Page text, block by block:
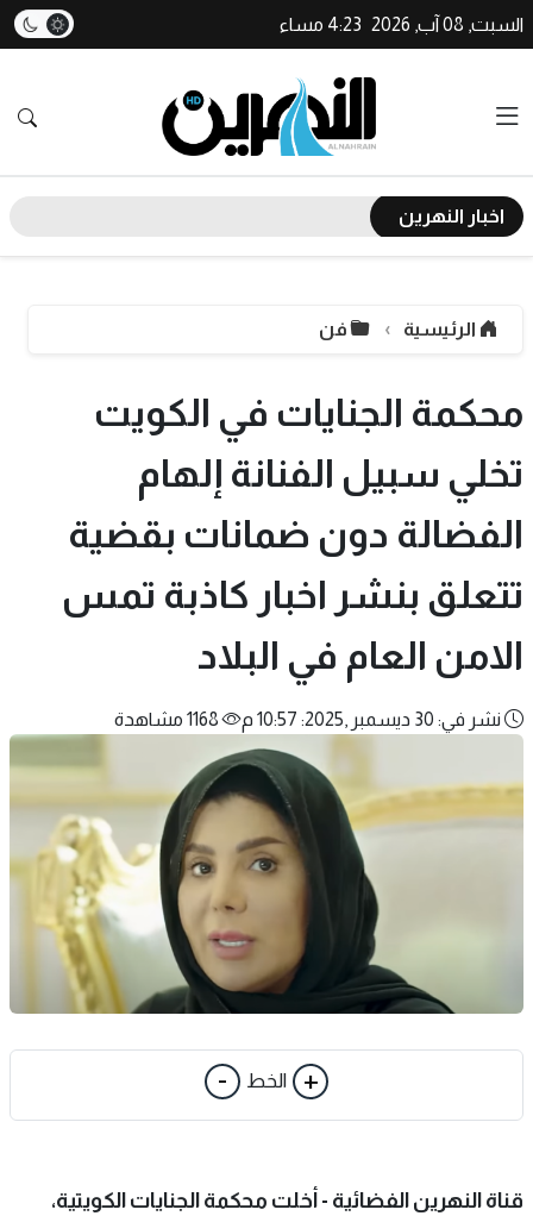
السبت, 08 آب, 2026 4:23 مساء
اخبار النهرين
الرئيسية فن
محكمة الجنايات في الكويت
تخلي سبيل الفنانة إلهام
الفضالة دون ضمانات بقضية
تتعلق بنشر اخبار كاذبة تمس
الامن العام في البلاد
نشر في: 30 ديسمبر ,2025: 10:57 م 1168 مشاهدة
+ الخط -
قناة النهرين الفضائية - أخلت محكمة الجنايات الكويتية،